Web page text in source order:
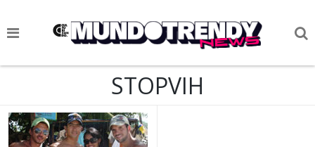
NOTICIAS
CIENCIA Y TECNOLOGÍA
STOPVIH